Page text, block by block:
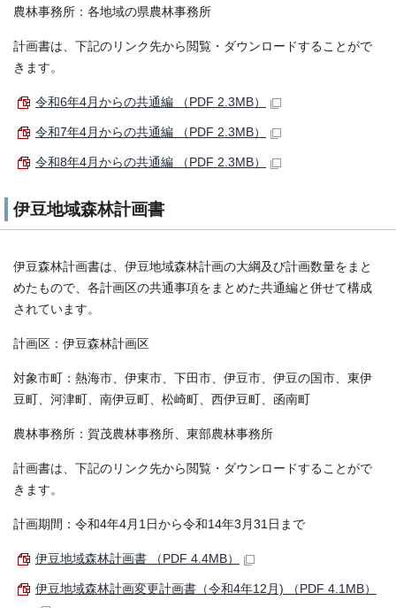
農林事務所：各地域の県農林事務所
計画書は、下記のリンク先から閲覧・ダウンロードすることがで
きます。
令和6年4月からの共通編 （PDF 2.3MB）
令和7年4月からの共通編 （PDF 2.3MB）
令和8年4月からの共通編 （PDF 2.3MB）
伊豆地域森林計画書
伊豆森林計画書は、伊豆地域森林計画の大綱及び計画数量をまと
めたもので、各計画区の共通事項をまとめた共通編と併せて構成
されています。
計画区：伊豆森林計画区
対象市町：熱海市、伊東市、下田市、伊豆市、伊豆の国市、東伊
豆町、河津町、南伊豆町、松崎町、西伊豆町、函南町
農林事務所：賀茂農林事務所、東部農林事務所
計画書は、下記のリンク先から閲覧・ダウンロードすることがで
きます。
計画期間：令和4年4月1日から令和14年3月31日まで
伊豆地域森林計画書 （PDF 4.4MB）
伊豆地域森林計画変更計画書（令和4年12月) （PDF 4.1MB）